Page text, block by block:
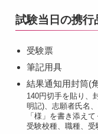
試験当日の携行
受験票
筆記用具
結果通知用封筒(
140円切手を貼り、
明記)、志願者氏名
「様」を書き添え
受験校種、職種、受